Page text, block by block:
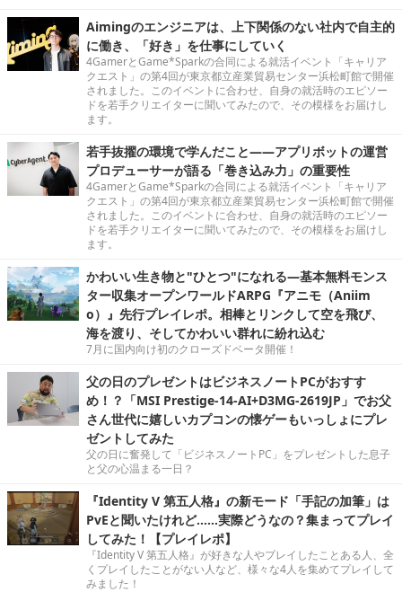
Aimingのエンジニアは、上下関係のない社内で自主的
に働き、「好き」を仕事にしていく
4GamerとGame*Sparkの合同による就活イベント「キャリア
クエスト」の第4回が東京都立産業貿易センター浜松町館で開催
されました。このイベントに合わせ、自身の就活時のエピソー
ドを若手クリエイターに聞いてみたので、その模様をお届けし
ます。
若手抜擢の環境で学んだこと――アプリボットの運営
プロデューサーが語る「巻き込み力」の重要性
4GamerとGame*Sparkの合同による就活イベント「キャリア
クエスト」の第4回が東京都立産業貿易センター浜松町館で開催
されました。このイベントに合わせ、自身の就活時のエピソー
ドを若手クリエイターに聞いてみたので、その模様をお届けし
ます。
かわいい生き物と"ひとつ"になれる―基本無料モンス
ター収集オープンワールドARPG『アニモ（Aniim
o）』先行プレイレポ。相棒とリンクして空を飛び、
海を渡り、そしてかわいい群れに紛れ込む
7月に国内向け初のクローズドベータ開催！
父の日のプレゼントはビジネスノートPCがおすす
め！？「MSI Prestige-14-AI+D3MG-2619JP」でお父
さん世代に嬉しいカプコンの懐ゲーもいっしょにプレ
ゼントしてみた
父の日に奮発して「ビジネスノートPC」をプレゼントした息子
と父の心温まる一日？
『Identity V 第五人格』の新モード「手記の加筆」は
PvEと聞いたけれど……実際どうなの？集まってプレイ
してみた！【プレイレポ】
『Identity V 第五人格』が好きな人やプレイしたことある人、全
くプレイしたことがない人など、様々な4人を集めてプレイして
みました！